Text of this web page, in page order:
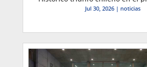
Jul 30, 2026| noticias